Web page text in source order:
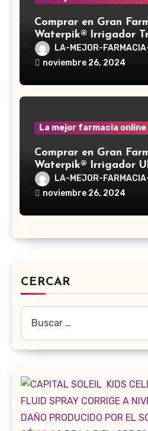
Comprar en Gran
Waterpik® Irrigador
LA-MEJOR-
noviembre 26, 2024
La mejor farmacia
Comprar en Gran
Waterpik® Irrigador
LA-MEJOR-
noviembre 26, 2024
CERCAR